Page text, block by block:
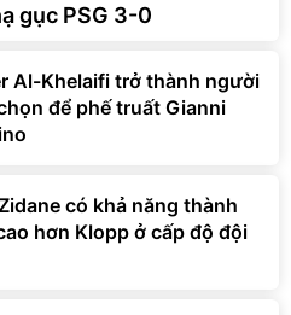
gục PSG 3-0
Al-Khelaifi trở thành người
để phế truất Gianni
có khả năng thành
hơn Klopp ở cấp độ đội